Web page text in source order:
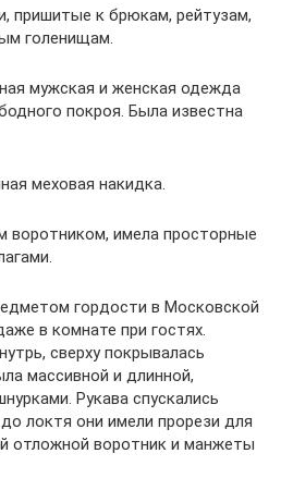
пришитые к брюкам, рейтузам,
голенищам.
мужская и женская одежда
покроя. Была известна
меховая накидка.
воротником, имела просторные
гордости в Московской
в комнате при гостях.
сверху покрывалась
массивной и длинной,
Рукава спускались
локтя они имели прорези для
отложной воротник и манжеты